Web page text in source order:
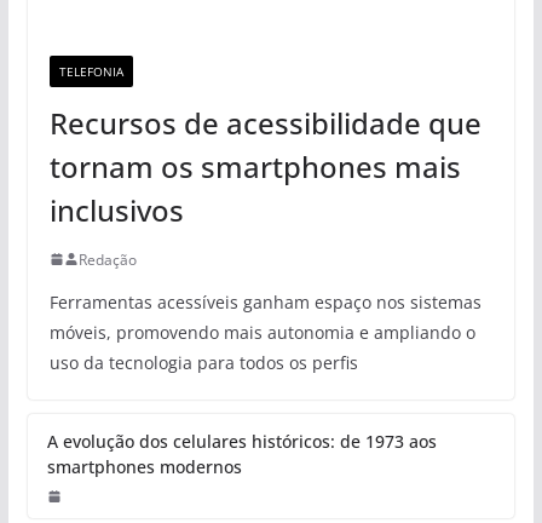
TELEFONIA
Recursos de acessibilidade que
tornam os smartphones mais
inclusivos
Redação
Ferramentas acessíveis ganham espaço nos sistemas
móveis, promovendo mais autonomia e ampliando o
uso da tecnologia para todos os perfis
A evolução dos celulares históricos: de 1973 aos
smartphones modernos